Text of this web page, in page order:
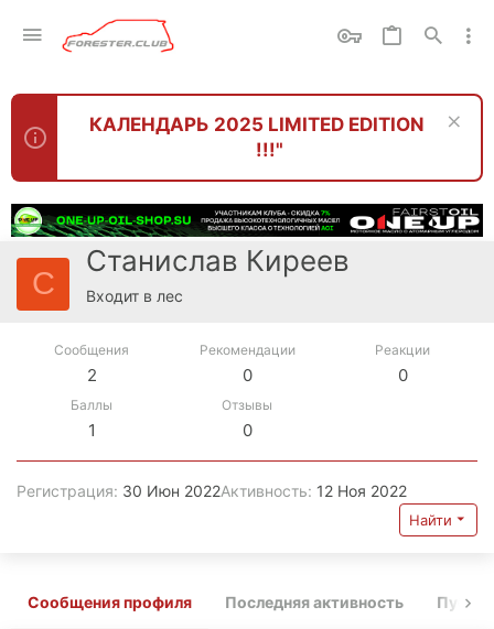
КАЛЕНДАРЬ 2025 LIMITED EDITION
!!!"
С
Станислав Киреев
Входит в лес
Сообщения
2
Рекомендации
0
Реакции
0
Баллы
1
Отзывы
0
Регистрация 30 Июн 2022Активность 12 Ноя 2022
Найти
Сообщения профиля Последняя активность